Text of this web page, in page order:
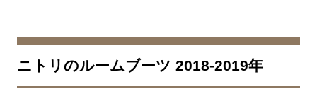
ニトリのルームブーツ 2018-2019年